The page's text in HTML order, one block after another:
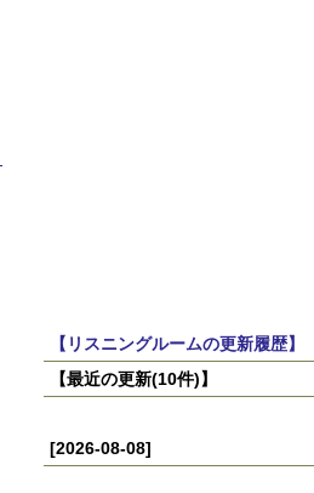
【リスニングルームの更新履歴】
【最近の更新(10件)】
[2026-08-08]